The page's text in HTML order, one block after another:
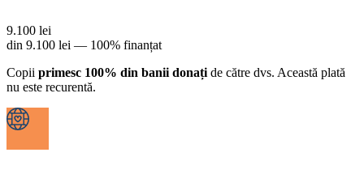
9.100 lei
din 9.100 lei — 100% finanțat
Copii primesc 100% din banii donați de către dvs. Această plată
nu este recurentă.